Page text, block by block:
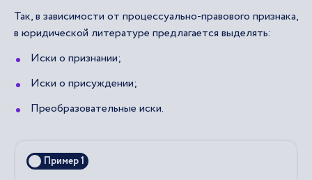
Так, в зависимости от процессуально-правового признака,
в юридической литературе предлагается выделять:
Иски о признании;
Иски о присуждении;
Преобразовательные иски.
Пример 1